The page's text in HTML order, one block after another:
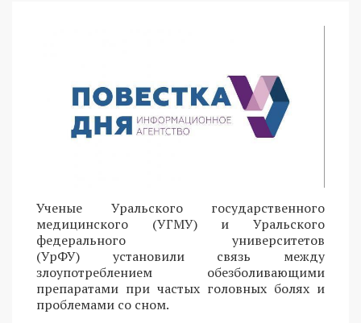
Ученые Уральского государственного
медицинского (УГМУ) и Уральского
федерального университетов
(УрФУ) установили связь между
злоупотреблением обезболивающими
препаратами при частых головных болях и
проблемами со сном.